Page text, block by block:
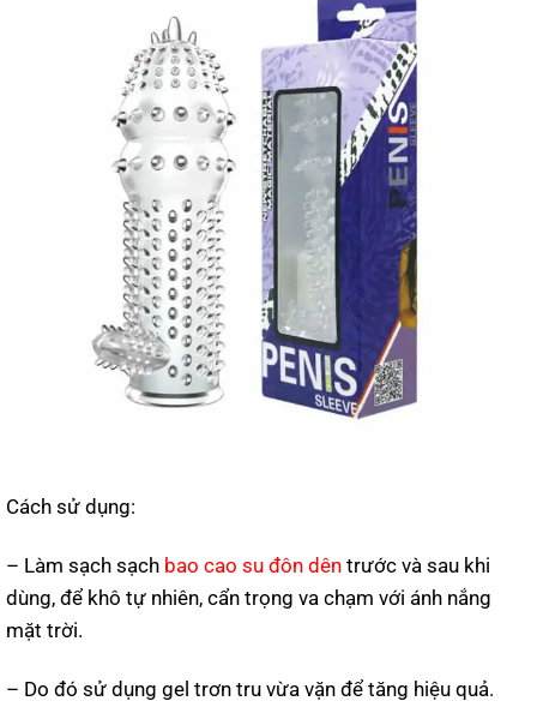
Cách sử dụng:
– Làm sạch sạch bao cao su đôn dên trước và sau khi
dùng, để khô tự nhiên, cẩn trọng va chạm với ánh nắng
mặt trời.
– Do đó sử dụng gel trơn tru vừa vặn để tăng hiệu quả.